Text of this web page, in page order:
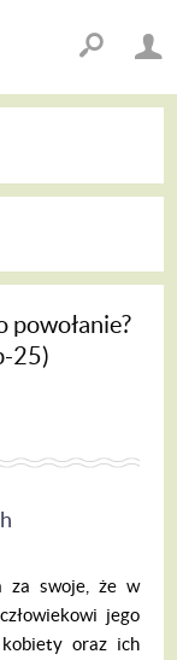
powołanie?
25)
za swoje, że w
jego
kobiety oraz ich